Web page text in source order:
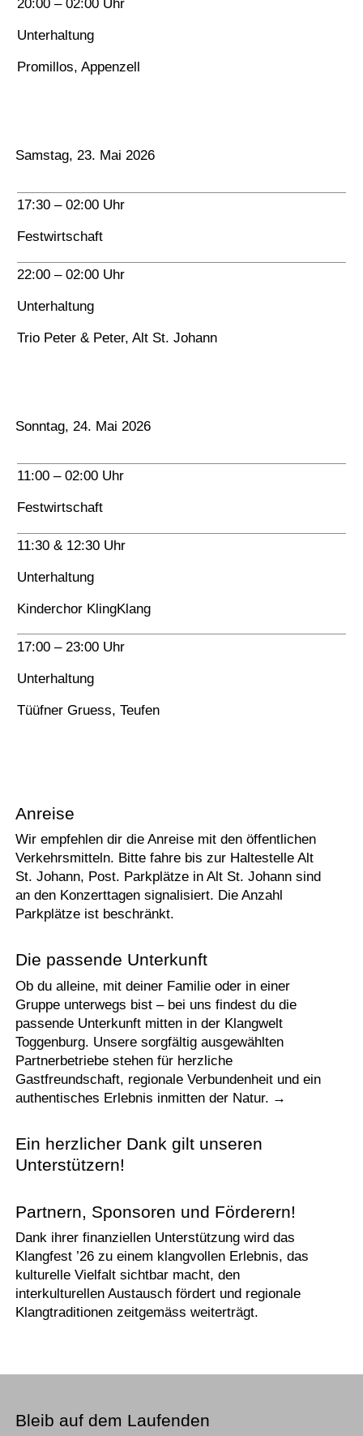
20:00 – 02:00 Uhr
Unterhaltung
Promillos, Appenzell
Samstag, 23. Mai 2026
17:30 – 02:00 Uhr
Festwirtschaft
22:00 – 02:00 Uhr
Unterhaltung
Trio Peter & Peter, Alt St. Johann
Sonntag, 24. Mai 2026
11:00 – 02:00 Uhr
Festwirtschaft
11:30 & 12:30 Uhr
Unterhaltung
Kinderchor KlingKlang
17:00 – 23:00 Uhr
Unterhaltung
Tüüfner Gruess, Teufen
Anreise
Wir empfehlen dir die Anreise mit den öffentlichen
Verkehrsmitteln. Bitte fahre bis zur Haltestelle Alt
St. Johann, Post. Parkplätze in Alt St. Johann sind
an den Konzerttagen signalisiert. Die Anzahl
Parkplätze ist beschränkt.
Die passende Unterkunft
Ob du alleine, mit deiner Familie oder in einer
Gruppe unterwegs bist – bei uns findest du die
passende Unterkunft mitten in der Klangwelt
Toggenburg. Unsere sorgfältig ausgewählten
Partnerbetriebe stehen für herzliche
Gastfreundschaft, regionale Verbundenheit und ein
authentisches Erlebnis inmitten der Natur.
Ein herzlicher Dank gilt unseren
Unterstützern!
Partnern, Sponsoren und Förderern!
Dank ihrer finanziellen Unterstützung wird das
Klangfest ’26 zu einem klangvollen Erlebnis, das
kulturelle Vielfalt sichtbar macht, den
interkulturellen Austausch fördert und regionale
Klangtraditionen zeitgemäss weiterträgt.
Bleib auf dem Laufenden